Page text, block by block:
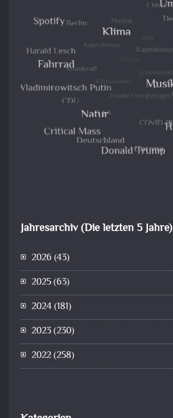
Jahresarchiv (Die letzten 5 Jahre)
2026 (43)
2025(63)
2024(181)
2023(230)
2022(258)